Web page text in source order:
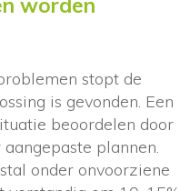
stopt de
is gevonden. Een
beoordelen door
plannen.
onder onvoorziene